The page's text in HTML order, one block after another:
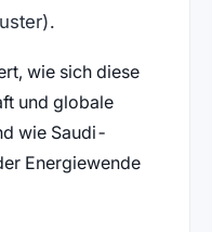
wie sich diese
und globale
wie Saudi-
Energiewende